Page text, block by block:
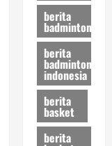
berita
badminton
berita
badminton
indonesia
berita
basket
berita